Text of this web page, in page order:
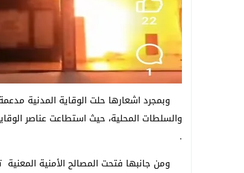
وبمجرد اشعارها حلت الوقاية المدنية
والسلطات المحلية، حيث استطاعت عناصر
.
ومن جانبها فتحت المصالح الأمنية المعنية